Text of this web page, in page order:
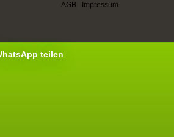
AGB Impressum
teilen